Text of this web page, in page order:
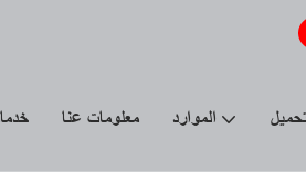
معلومات عنا الموارد